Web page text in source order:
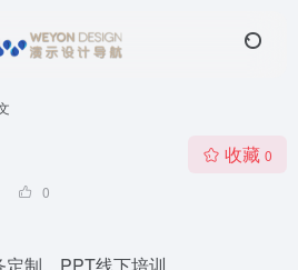
0
收藏 0